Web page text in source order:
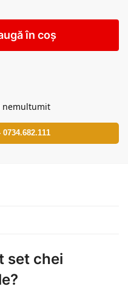
în coș
nemultumit
set chei